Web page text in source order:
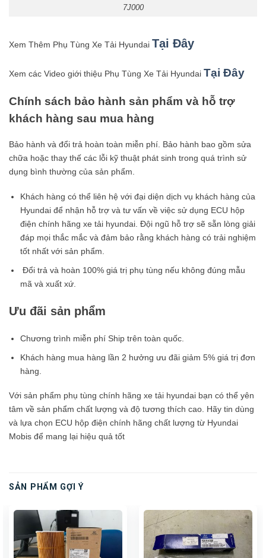
7J000
Xem Thêm Phụ Tùng Xe Tải Hyundai Tại Đây
Xem các Video giới thiệu Phụ Tùng Xe Tải Hyundai Tại Đây
Chính sách bảo hành sản phẩm và hỗ trợ
khách hàng sau mua hàng
Bảo hành và đổi trả hoàn toàn miễn phí. Bảo hành bao gồm sửa
chữa hoặc thay thế các lỗi kỹ thuật phát sinh trong quá trình sử
dụng bình thường của sản phẩm.
Khách hàng có thể liên hệ với đại diện dịch vụ khách hàng của
Hyundai để nhận hỗ trợ và tư vấn về việc sử dụng ECU hộp
điện chính hãng xe tải hyundai. Đội ngũ hỗ trợ sẽ sẵn lòng giải
đáp mọi thắc mắc và đảm bảo rằng khách hàng có trải nghiệm
tốt nhất với sản phẩm.
Đổi trả và hoàn 100% giá trị phụ tùng nếu không đúng mẫu
mã và xuất xứ.
Ưu đãi sản phẩm
Chương trình miễn phí Ship trên toàn quốc.
Khách hàng mua hàng lần 2 hưởng ưu đãi giảm 5% giá trị đơn
hàng.
Với sản phẩm phụ tùng chính hãng xe tải hyundai bạn có thể yên
tâm về sản phẩm chất lượng và độ tương thích cao. Hãy tin dùng
và lựa chọn ECU hộp điện chính hãng chất lượng từ Hyundai
Mobis để mang lại hiệu quả tốt
SẢN PHẨM GỢI Ý